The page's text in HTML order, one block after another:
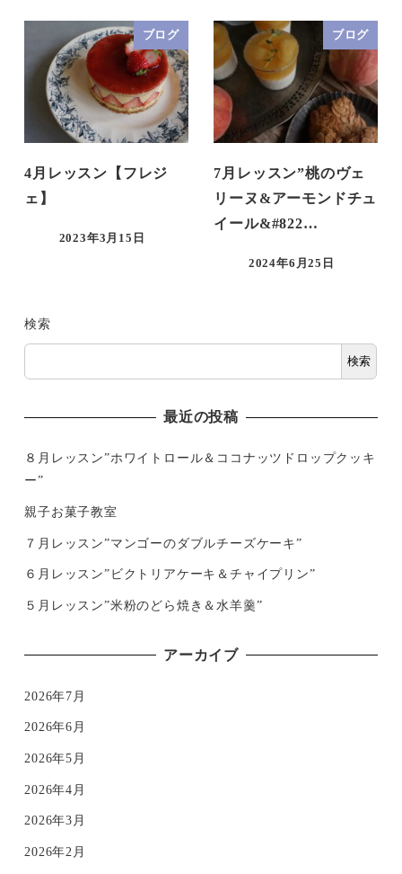
ブログ
4月レッスン【フレジ
ェ】
2023年3月15日
ブログ
7月レッスン”桃のヴェ
リーヌ&アーモンドチュ
イール&#822…
2024年6月25日
検索
検索
最近の投稿
８月レッスン”ホワイトロール＆ココナッツドロップクッキ
ー”
親子お菓子教室
７月レッスン”マンゴーのダブルチーズケーキ”
６月レッスン”ビクトリアケーキ＆チャイプリン”
５月レッスン”米粉のどら焼き＆水羊羹”
アーカイブ
2026年7月
2026年6月
2026年5月
2026年4月
2026年3月
2026年2月